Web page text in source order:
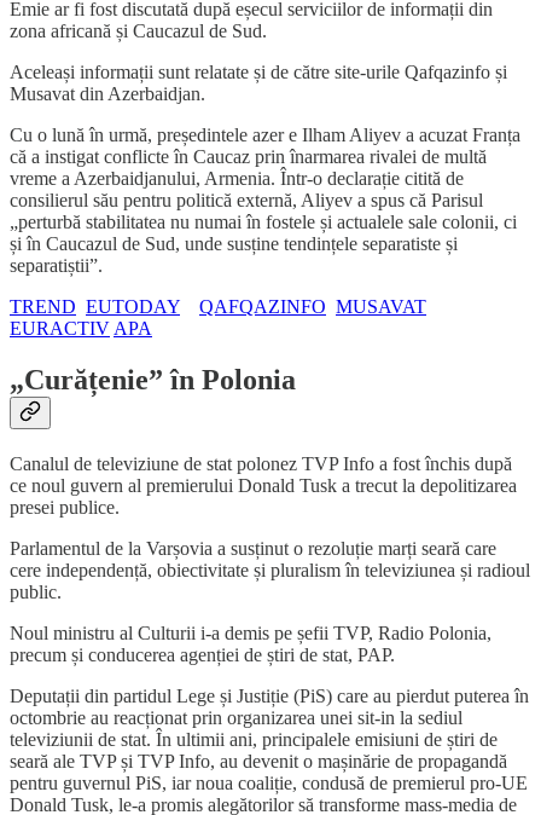
Emie ar fi fost discutată după eșecul serviciilor de informații din
zona africană și Caucazul de Sud.
Aceleași informații sunt relatate și de către site-urile Qafqazinfo și
Musavat din Azerbaidjan.
Cu o lună în urmă, președintele azer e Ilham Aliyev a acuzat Franța
că a instigat conflicte în Caucaz prin înarmarea rivalei de multă
vreme a Azerbaidjanului, Armenia. Într-o declarație citită de
consilierul său pentru politică externă, Aliyev a spus că Parisul
„perturbă stabilitatea nu numai în fostele și actualele sale colonii, ci
și în Caucazul de Sud, unde susține tendințele separatiste și
separatiștii”.
TREND EUTODAY QAFQAZINFO MUSAVAT
EURACTIV APA
„Curățenie” în Polonia
Canalul de televiziune de stat polonez TVP Info a fost închis după
ce noul guvern al premierului Donald Tusk a trecut la depolitizarea
presei publice.
Parlamentul de la Varșovia a susținut o rezoluție marți seară care
cere independență, obiectivitate și pluralism în televiziunea și radioul
public.
Noul ministru al Culturii i-a demis pe șefii TVP, Radio Polonia,
precum și conducerea agenției de știri de stat, PAP.
Deputații din partidul Lege și Justiție (PiS) care au pierdut puterea în
octombrie au reacționat prin organizarea unei sit-in la sediul
televiziunii de stat. În ultimii ani, principalele emisiuni de știri de
seară ale TVP și TVP Info, au devenit o mașinărie de propagandă
pentru guvernul PiS, iar noua coaliție, condusă de premierul pro-UE
Donald Tusk, le-a promis alegătorilor să transforme mass-media de